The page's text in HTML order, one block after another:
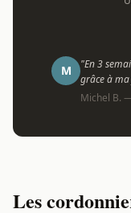
M
"En 3
grâce à
Michel B.
Les